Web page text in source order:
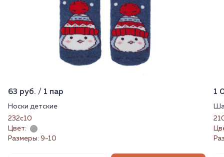
63 руб. / 1 пар
Носки детские
232с10
Цвет:
Размеры: 9-10
1